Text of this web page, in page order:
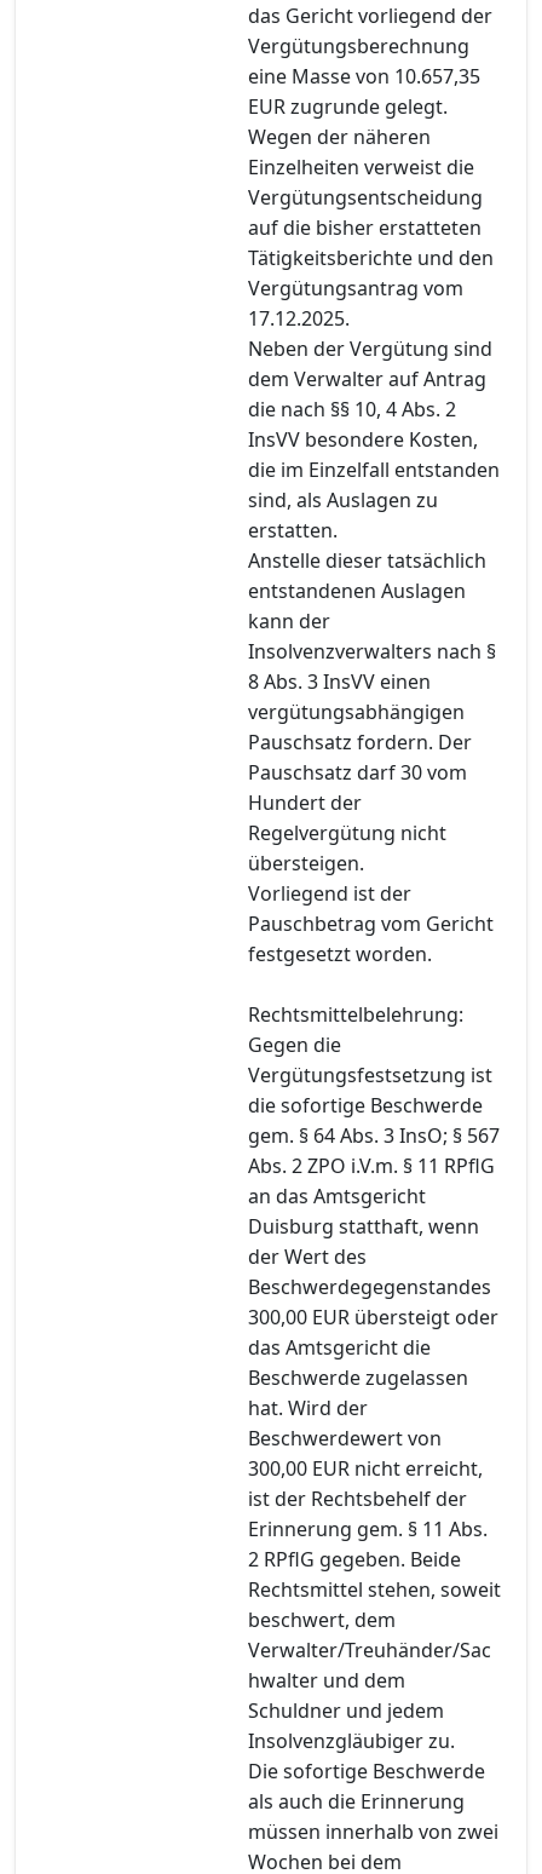
das Gericht vorliegend der
Vergütungsberechnung
eine Masse von 10.657,35
EUR zugrunde gelegt.
Wegen der näheren
Einzelheiten verweist die
Vergütungsentscheidung
auf die bisher erstatteten
Tätigkeitsberichte und den
Vergütungsantrag vom
17.12.2025.
Neben der Vergütung sind
dem Verwalter auf Antrag
die nach §§ 10, 4 Abs. 2
InsVV besondere Kosten,
die im Einzelfall entstanden
sind, als Auslagen zu
erstatten.
Anstelle dieser tatsächlich
entstandenen Auslagen
kann der
Insolvenzverwalters nach §
8 Abs. 3 InsVV einen
vergütungsabhängigen
Pauschsatz fordern. Der
Pauschsatz darf 30 vom
Hundert der
Regelvergütung nicht
übersteigen.
Vorliegend ist der
Pauschbetrag vom Gericht
festgesetzt worden.
Rechtsmittelbelehrung:
Gegen die
Vergütungsfestsetzung ist
die sofortige Beschwerde
gem. § 64 Abs. 3 InsO; § 567
Abs. 2 ZPO i.V.m. § 11 RPflG
an das Amtsgericht
Duisburg statthaft, wenn
der Wert des
Beschwerdegegenstandes
300,00 EUR übersteigt oder
das Amtsgericht die
Beschwerde zugelassen
hat. Wird der
Beschwerdewert von
300,00 EUR nicht erreicht,
ist der Rechtsbehelf der
Erinnerung gem. § 11 Abs.
2 RPflG gegeben. Beide
Rechtsmittel stehen, soweit
beschwert, dem
Verwalter/Treuhänder/Sac
hwalter und dem
Schuldner und jedem
Insolvenzgläubiger zu.
Die sofortige Beschwerde
als auch die Erinnerung
müssen innerhalb von zwei
Wochen bei dem